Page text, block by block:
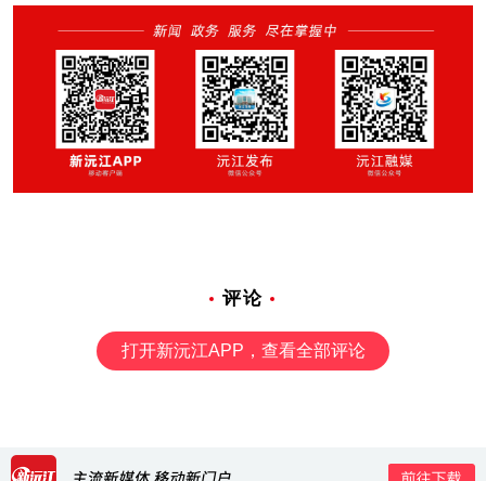
评论
打开新沅江APP，查看全部评论